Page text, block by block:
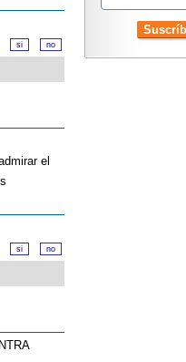
el